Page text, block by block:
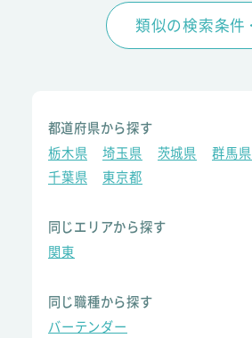
類似の検索条件
都道府県から探す
栃木県
埼玉県 茨城県 群馬県
千葉県
東京都
同じエリアから探す
関東
同じ職種から探す
バーテンダー